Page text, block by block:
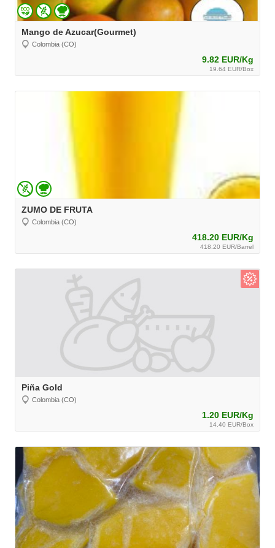
Mango de Azucar(Gourmet)
Colombia (CO)
9.82 EUR/Kg
19.64 EUR/Box
ZUMO DE FRUTA
Colombia (CO)
418.20 EUR/Kg
418.20 EUR/Barrel
Piña Gold
Colombia (CO)
1.20 EUR/Kg
14.40 EUR/Box